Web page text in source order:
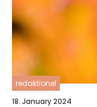
redaktionel
18. January 2024